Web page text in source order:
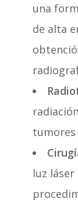
una
de alta
luz